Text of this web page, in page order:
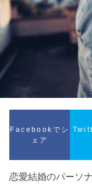
Facebookでシ
ェア
恋愛結婚のパーソ